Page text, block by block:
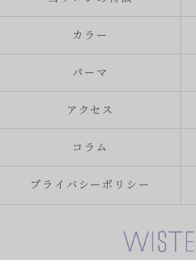
カラー
パーマ
アクセス
コラム
プライバシーポリシー